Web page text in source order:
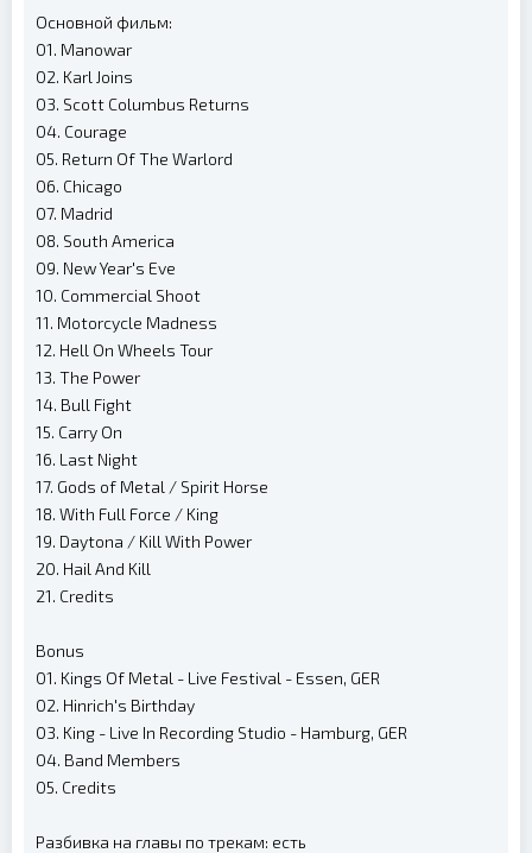
Основной фильм:
01. Manowar
02. Karl Joins
03. Scott Columbus Returns
04. Courage
05. Return Of The Warlord
06. Chicago
07. Madrid
08. South America
09. New Year's Eve
10. Commercial Shoot
11. Motorcycle Madness
12. Hell On Wheels Tour
13. The Power
14. Bull Fight
15. Carry On
16. Last Night
17. Gods of Metal / Spirit Horse
18. With Full Force / King
19. Daytona / Kill With Power
20. Hail And Kill
21. Credits
Bonus
01. Kings Of Metal - Live Festival - Essen, GER
02. Hinrich's Birthday
03. King - Live In Recording Studio - Hamburg, GER
04. Band Members
05. Credits
Разбивка на главы по трекам: есть